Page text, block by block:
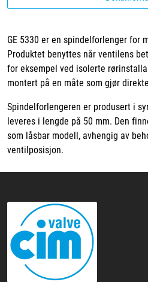
GE 5330 er en spindelforlenger for
Produktet benyttes når ventilens
for eksempel ved isolerte
montert på en måte som gjør
Spindelforlengeren er produsert i
leveres i lengde på 50 mm. Den
som låsbar modell, avhengig av
ventilposisjon.